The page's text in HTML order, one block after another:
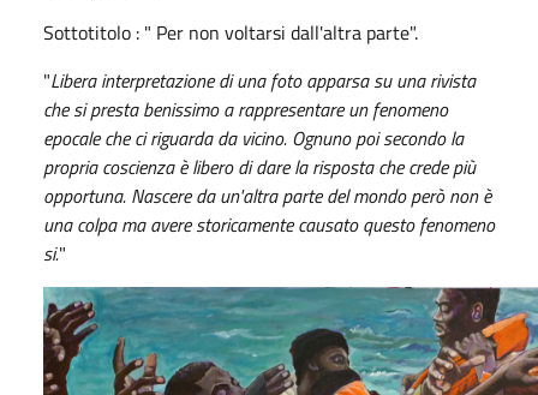
Sottotitolo : " Per non voltarsi dall'altra parte".
"Libera interpretazione di una foto apparsa su una rivista
che si presta benissimo a rappresentare un fenomeno
epocale che ci riguarda da vicino. Ognuno poi secondo la
propria coscienza è libero di dare la risposta che crede più
opportuna. Nascere da un'altra parte del mondo però non è
una colpa ma avere storicamente causato questo fenomeno
si."